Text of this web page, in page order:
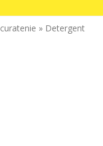
» Detergent